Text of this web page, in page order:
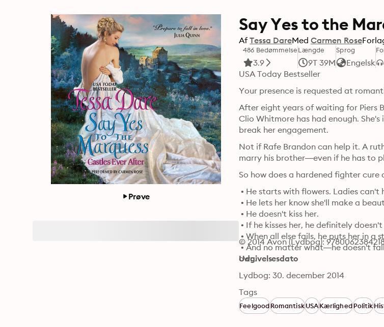
Prøve
Say Yes to the
Af Tessa DareMed Carmen Rose
486 Bedømmelse
3.9
Længde
9T 39M
Sprog
Engelsk
USA Today Bestseller
Your presence is requested at
After eight years of waiting for Piers
Clio Whitmore has had enough.
break her engagement.
Not if Rafe Brandon can help it. A
marry his brother—even if he has to
So how does a hardened fighter
• He starts with flowers. Ladies can't
• He lets her know she'll make a
• He doesn't kiss her.
• If he kisses her, he definitely
• When all else fails, he puts her in
• And no matter what—he doesn't
own.
© 2014 Avon (Lydbog):
Udgivelsesdato
Lydbog: 30. december 2014
Tags
FeelgoodRomantisk USAKærlighedPolitik